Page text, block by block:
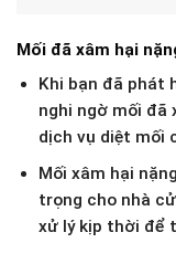
Mối đã xâm hại
Khi bạn đã phát
nghi ngờ mối đã
dịch vụ diệt mối
Mối xâm hại
trọng cho nhà
xử lý kịp thời để